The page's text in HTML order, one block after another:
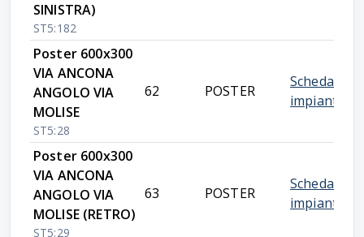
SINISTRA)
ST5:182
Poster 600x300
VIA ANCONA
ANGOLO VIA
MOLISE
ST5:28
62 POSTER
Scheda
impianto
Poster 600x300
VIA ANCONA
ANGOLO VIA
MOLISE (RETRO)
ST5:29
63 POSTER
Scheda
impianto